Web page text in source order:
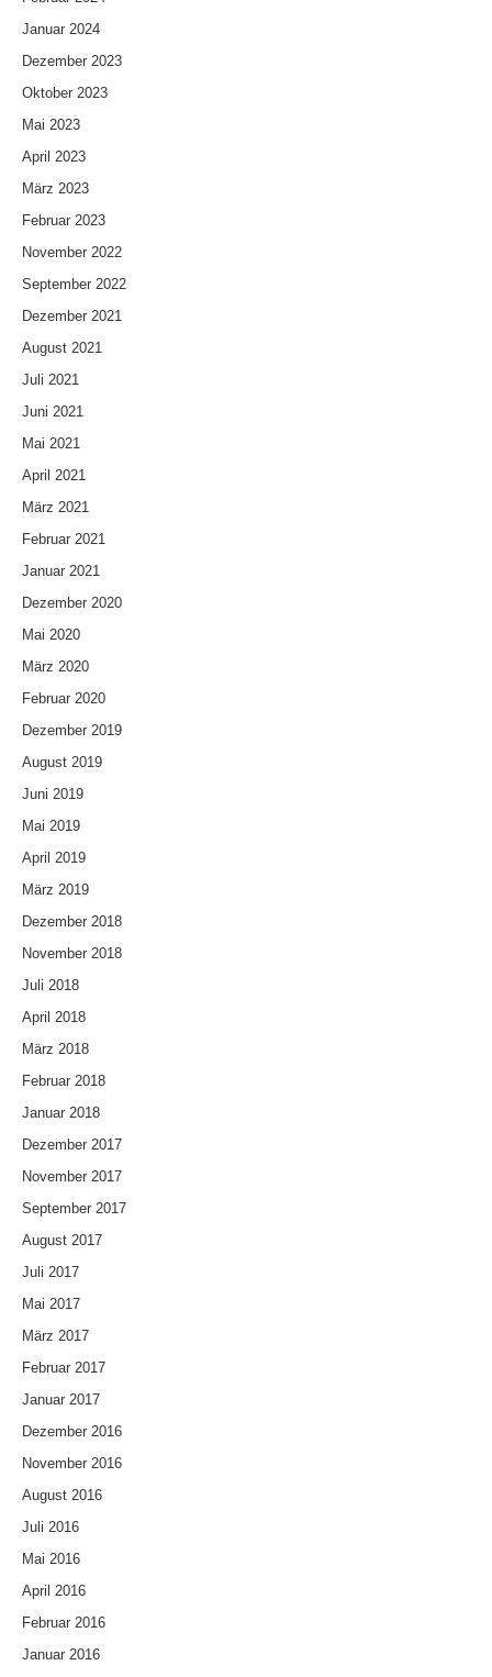
Januar 2024
Dezember 2023
Oktober 2023
Mai 2023
April 2023
März 2023
Februar 2023
November 2022
September 2022
Dezember 2021
August 2021
Juli 2021
Juni 2021
Mai 2021
April 2021
März 2021
Februar 2021
Januar 2021
Dezember 2020
Mai 2020
März 2020
Februar 2020
Dezember 2019
August 2019
Juni 2019
Mai 2019
April 2019
März 2019
Dezember 2018
November 2018
Juli 2018
April 2018
März 2018
Februar 2018
Januar 2018
Dezember 2017
November 2017
September 2017
August 2017
Juli 2017
Mai 2017
März 2017
Februar 2017
Januar 2017
Dezember 2016
November 2016
August 2016
Juli 2016
Mai 2016
April 2016
Februar 2016
Januar 2016